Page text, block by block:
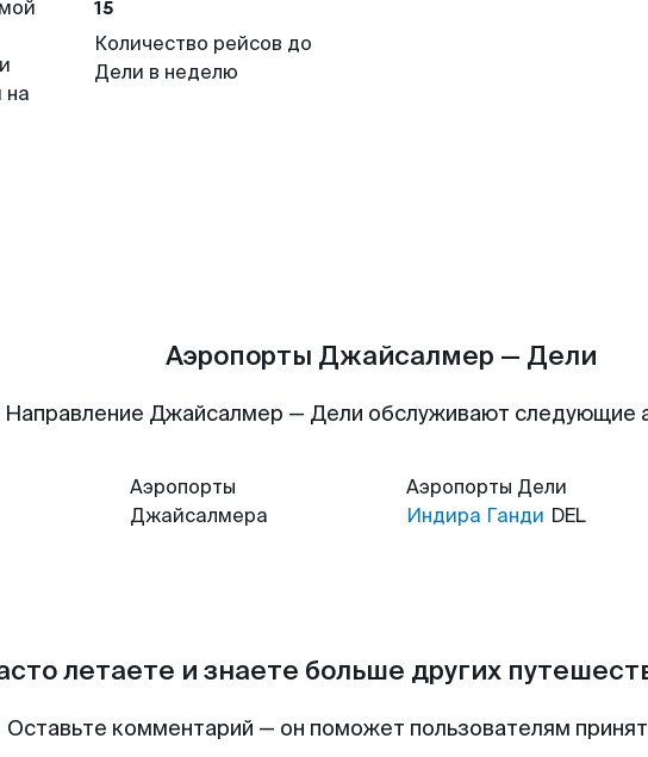
на
15
Количество рейсов до
Дели в неделю
Аэропорты Джайсалмер — Дели
Направление Джайсалмер — Дели обслуживают следующие
Аэропорты
Джайсалмера
Аэропорты Дели
Индира Ганди DEL
летаете и знаете больше других
Оставьте комментарий — он поможет пользователям